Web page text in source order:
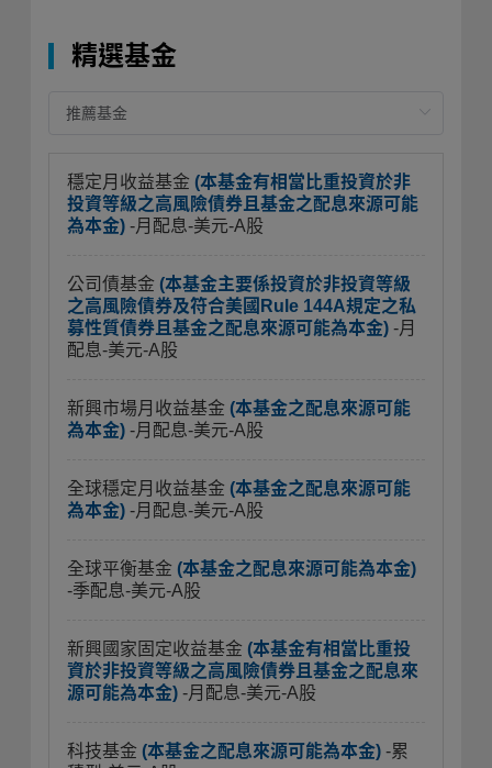
精選基金
穩定月收益基金 (本基金有相當比重投資於非
投資等級之高風險債券且基金之配息來源可能
為本金) -月配息-美元-A股
公司債基金 (本基金主要係投資於非投資等級
之高風險債券及符合美國Rule 144A規定之私
募性質債券且基金之配息來源可能為本金) -月
配息-美元-A股
新興市場月收益基金 (本基金之配息來源可能
為本金) -月配息-美元-A股
全球穩定月收益基金 (本基金之配息來源可能
為本金) -月配息-美元-A股
全球平衡基金 (本基金之配息來源可能為本金)
-季配息-美元-A股
新興國家固定收益基金 (本基金有相當比重投
資於非投資等級之高風險債券且基金之配息來
源可能為本金) -月配息-美元-A股
科技基金 (本基金之配息來源可能為本金) -累